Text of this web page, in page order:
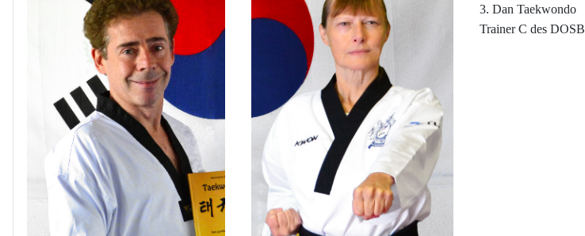
3. Dan Taekwondo
Trainer C des DOSB